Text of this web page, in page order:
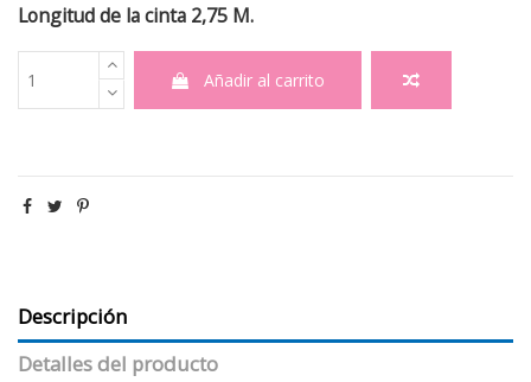
Longitud de la cinta 2,75 M.
Añadir al carrito
Descripción
Detalles del producto